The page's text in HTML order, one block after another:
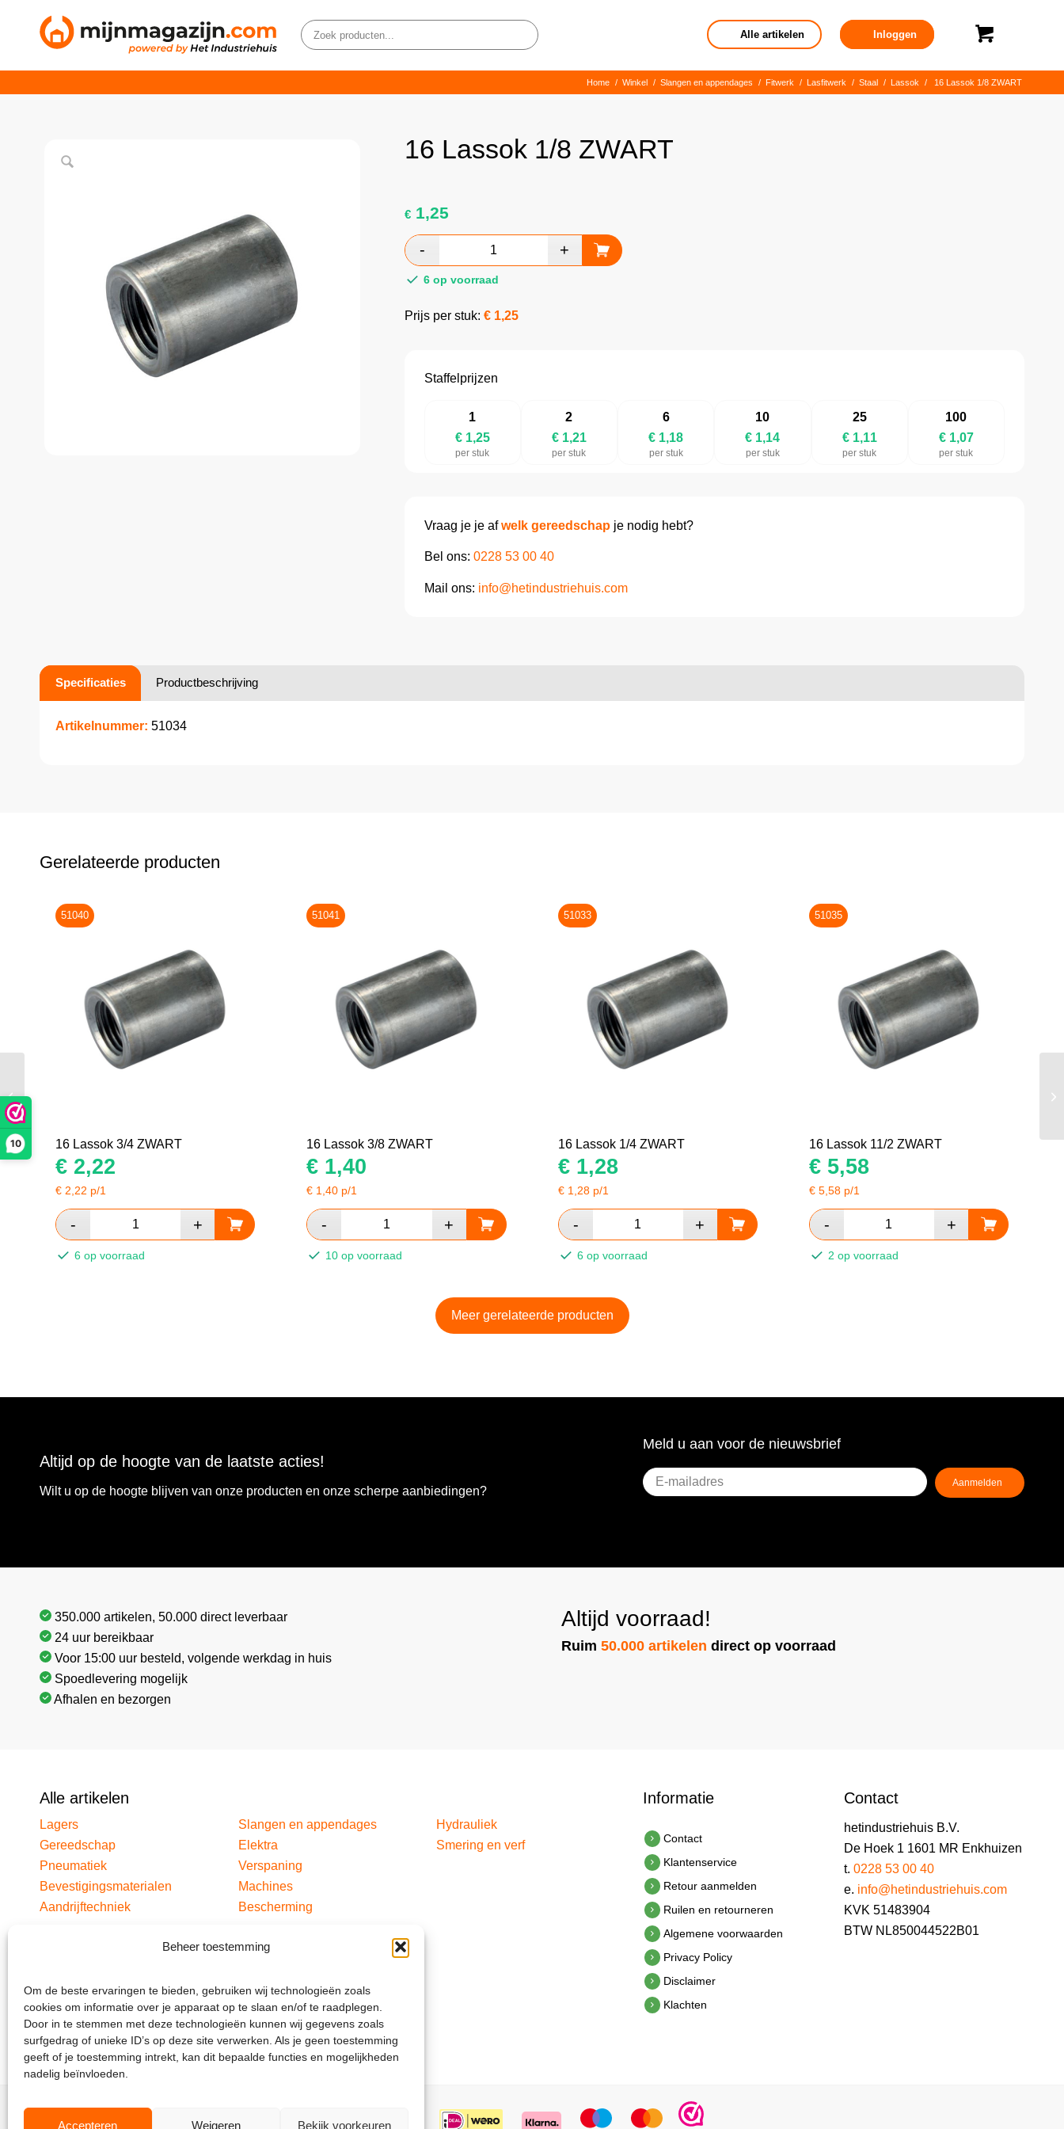
10
Beheer toestemming
Om de beste ervaringen te bieden, gebruiken wij technologieën zoals
cookies om informatie over je apparaat op te slaan en/of te raadplegen.
Door in te stemmen met deze technologieën kunnen wij gegevens zoals
surfgedrag of unieke ID’s op deze site verwerken. Als je geen toestemming
geeft of je toestemming intrekt, kan dit bepaalde functies en mogelijkheden
nadelig beïnvloeden.
Accepteren Weigeren Bekijk voorkeuren
Alle artikelen Inloggen
Home / Winkel / Slangen en appendages / Fitwerk / Lasfitwerk / Staal / Lassok / 16 Lassok 1/8 ZWART
16 Lassok 1/8 ZWART
€1,25
6 op voorraad
Prijs per stuk: € 1,25
Staffelprijzen
1
€ 1,25
per stuk
2
€ 1,21
per stuk
6
€ 1,18
per stuk
10
€ 1,14
per stuk
25
€ 1,11
per stuk
100
€ 1,07
per stuk
Vraag je je afwelk gereedschapje nodig hebt?
Bel ons: 0228 53 00 40
Mail ons: info@hetindustriehuis.com
Specificaties Productbeschrijving
Artikelnummer: 51034
Gerelateerde producten
51040
16 Lassok 3/4 ZWART
€ 2,22
€ 2,22 p/1
6 op voorraad
51041
16 Lassok 3/8 ZWART
€ 1,40
€ 1,40 p/1
10 op voorraad
51033
16 Lassok 1/4 ZWART
€1,28
€ 1,28p/1
6 op voorraad
51035
16 Lassok 11/2 ZWART
€5,58
€ 5,58p/1
2 op voorraad
Meer gerelateerde producten
Altijd op de hoogte van de laatste acties!
Wilt u op de hoogte blijven van onze producten en onze scherpe aanbiedingen?
Meld u aan voor de nieuwsbrief
E-
mailadres
350.000 artikelen, 50.000 direct leverbaar
24 uur bereikbaar
Voor 15:00 uur besteld, volgende werkdag in huis
Spoedlevering mogelijk
Afhalen en bezorgen
Altijd voorraad!
Ruim50.000 artikelen direct op voorraad
Alle artikelen
Lagers
Gereedschap
Pneumatiek
Bevestigingsmaterialen
Aandrijftechniek
Slangen en appendages
Elektra
Verspaning
Machines
Bescherming
Hydrauliek
Smering en verf
Informatie
Contact
Klantenservice
Retour aanmelden
Ruilen en retourneren
Algemene voorwaarden
Privacy Policy
Disclaimer
Klachten
Contact
hetindustriehuis B.V.
De Hoek 1 1601 MR Enkhuizen
t. 0228 53 00 40
e. info@hetindustriehuis.com
KVK 51483904
BTW NL850044522B01
16 Lassok 1/4 ZWART